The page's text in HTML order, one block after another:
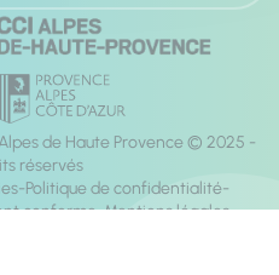
de Haute Provence © 2025 -
réservés
Politique de confidentialité
conforme Mentions légales